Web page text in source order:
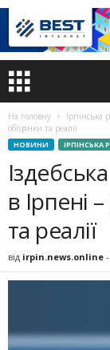
На головну Ірпінська
обіцянки та реалії
НОВИНИ ІРПІНСЬКА
в Ірпені
та реалії
від irpin.news.online -